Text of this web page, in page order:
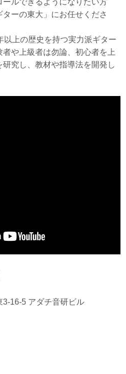
ルできるようになりたい方
ーの東大」にお任せくださ
以上の歴史を持つ実力派ギター
や上級者は勿論、初心者を上
究し、教材や指導法を開発し
16-5 アダチ音研ビル